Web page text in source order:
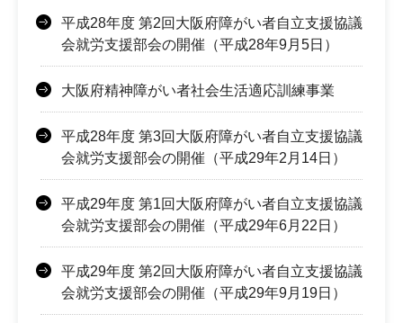
平成28年度 第2回大阪府障がい者自立支援協議
会就労支援部会の開催（平成28年9月5日）
大阪府精神障がい者社会生活適応訓練事業
平成28年度 第3回大阪府障がい者自立支援協議
会就労支援部会の開催（平成29年2月14日）
平成29年度 第1回大阪府障がい者自立支援協議
会就労支援部会の開催（平成29年6月22日）
平成29年度 第2回大阪府障がい者自立支援協議
会就労支援部会の開催（平成29年9月19日）